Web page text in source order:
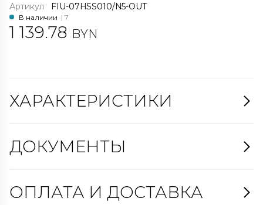
Артикул FIU-07HSS010/N5-OUT
В наличии | 7
1 139.78 BYN
ХАРАКТЕРИСТИКИ
ДОКУМЕНТЫ
ОПЛАТА И ДОСТАВКА